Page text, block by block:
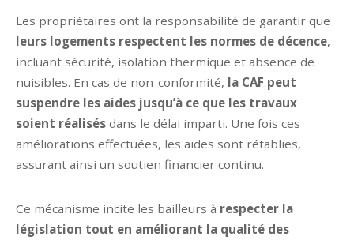
Les propriétaires ont la responsabilité de garantir que
leurs logements respectent les normes de décence,
incluant sécurité, isolation thermique et absence de
nuisibles. En cas de non-conformité, la CAF peut
suspendre les aides jusqu’à ce que les travaux
soient réalisés dans le délai imparti. Une fois ces
améliorations effectuées, les aides sont rétablies,
assurant ainsi un soutien financier continu.
Ce mécanisme incite les bailleurs à respecter la
législation tout en améliorant la qualité des